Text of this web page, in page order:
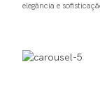
elegância e